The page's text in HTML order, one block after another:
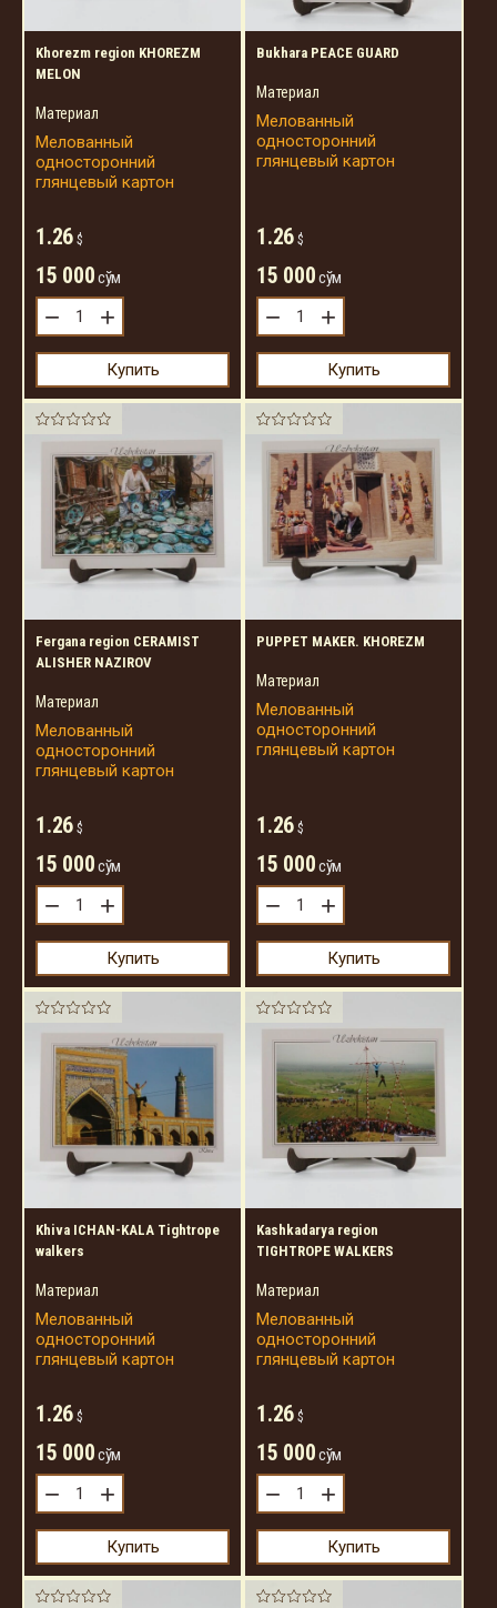
Khorezm region KHOREZM
MELON
Материал
Мелованный
односторонний
глянцевый картон
1.26 $
15 000сўм
− +
Купить
Bukhara PEACE GUARD
Материал
Мелованный
односторонний
глянцевый картон
1.26 $
15 000сўм
− +
Купить
Fergana region CERAMIST
ALISHER NAZIROV
Материал
Мелованный
односторонний
глянцевый картон
1.26 $
15 000сўм
− +
Купить
PUPPET MAKER. KHOREZM
Материал
Мелованный
односторонний
глянцевый картон
1.26 $
15 000сўм
− +
Купить
Khiva ICHAN-KALA Tightrope
walkers
Материал
Мелованный
односторонний
глянцевый картон
1.26 $
15 000сўм
− +
Купить
Kashkadarya region
TIGHTROPE WALKERS
Материал
Мелованный
односторонний
глянцевый картон
1.26 $
15 000сўм
− +
Купить